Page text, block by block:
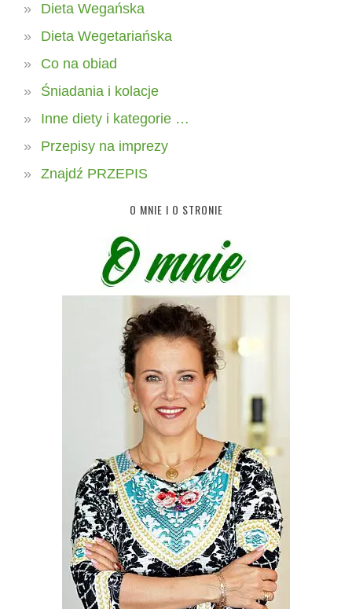
Dieta Wegańska
Dieta Wegetariańska
Co na obiad
Śniadania i kolacje
Inne diety i kategorie …
Przepisy na imprezy
Znajdź PRZEPIS
O MNIE I O STRONIE